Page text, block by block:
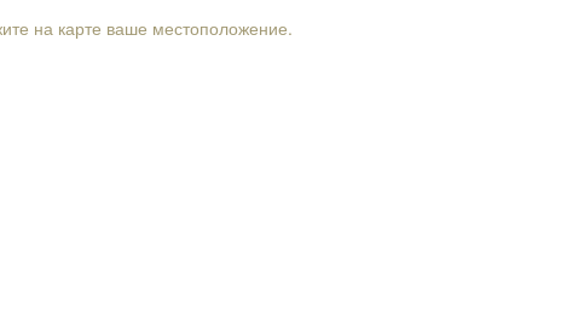
на карте ваше местоположение.